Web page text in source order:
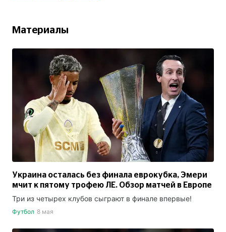
Материалы
Украина осталась без финала еврокубка, Эмери
мчит к пятому трофею ЛЕ. Обзор матчей в Европе
Три из четырех клубов сыграют в финале впервые!
Футбол 8 мая